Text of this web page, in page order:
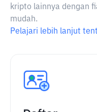
kripto lainnya dengan
mudah.
Pelajari lebih lanjut